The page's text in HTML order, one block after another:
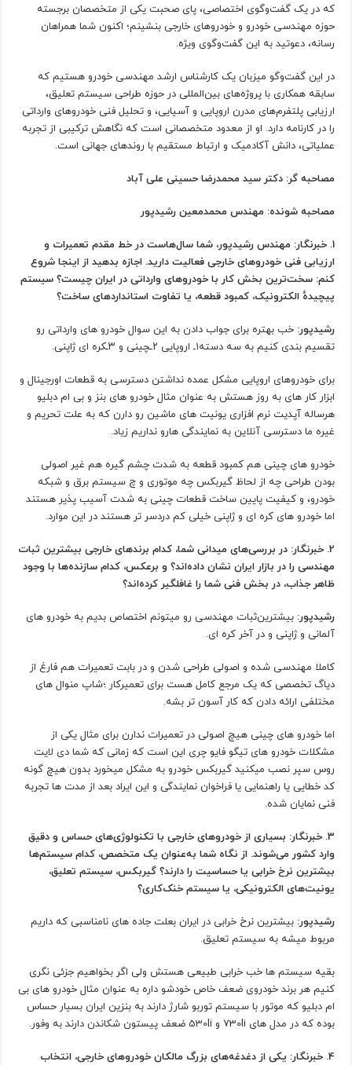
که در یک گفت‌وگوی اختصاصی، پای صحبت یکی از متخصصان برجسته
حوزه مهندسی خودرو و خودروهای خارجی بنشینم؛ اکنون شما همراهان
رسانه، دعوتید به این گفت‌وگوی ویژه.
در این گفت‌وگو میزبان یک کارشناس ارشد مهندسی خودرو هستیم که
سابقه همکاری با پروژه‌های بین‌المللی در حوزه طراحی سیستم تعلیق،
ارزیابی پلتفرم‌های مدرن اروپایی و آسیایی، و تحلیل فنی خودروهای وارداتی
را در کارنامه دارد. او از معدود متخصصانی است که نگاهش ترکیبی از تجربه
عملیاتی، دانش آکادمیک و ارتباط مستقیم با روندهای جهانی است.
مصاحبه گر: دکتر سید محمدرضا حسینی علی آباد
مصاحبه شونده: مهندس محمدمعین رشیدپور
1. خبرنگار: مهندس رشیدپور، شما سال‌هاست در خط مقدم تعمیرات و
ارزیابی فنی خودروهای خارجی فعالیت دارید. اجازه بدهید از اینجا شروع
کنم: سخت‌ترین بخش کار با خودروهای وارداتی در ایران چیست؟ سیستم
پیچیدهٔ الکترونیک، کمبود قطعه، یا تفاوت استانداردهای ساخت؟
رشیدپور:خب بهتره برای جواب دادن به این سوال خودرو های وارداتی رو
تقسیم بندی کنیم به سه دسته۱ـ اروپایی ۲ـچینی و ۳ـکره ای ژاپنی.
برای خودروهای اروپایی مشکل عمده نداشتن دسترسی به قطعات اورجینال و
ابزار کار های به روز هستش به عنوان مثال خودرو های بنز و بی ام دبلیو
هرساله آپدیت نرم افزاری یونیت های ماشین رو دارن که به علت تحریم و
غیره ما دسترسی آنلاین به نمایندگی هارو نداریم زیاد.
خودرو های چینی هم کمبود قطعه به شدت چشم گیره هم غیر اصولی
بودن طراحی چه از لحاظ گیربکس چه موتوری و چ سیستم برق و شبکه
خودرو، و کیفیت پایین ساخت قطعات چینی به شدت آسیب پذیر هستند
اما خودرو های کره ای و ژاپنی خیلی کم دردسر تر هستند در این موارد.
2. خبرنگار: در بررسی‌های میدانی شما، کدام برندهای خارجی بیشترین ثبات
مهندسی را در بازار ایران نشان داده‌اند؟ و برعکس، کدام سازنده‌ها با وجود
ظاهر جذاب، در بخش فنی شما را غافلگیر کرده‌اند؟
رشیدپور:بیشترین‌ثبات مهندسی رو میتونم اختصاص بدیم به خودرو های
آلمانی و ژاپنی و در آخر کره ای.
کاملا مهندسی شده و اصولی طراحی شدن و در بابت تعمیرات هم فارغ از
دیاگ تخصصی که یک مرجع کامل هست برای تعمیرکار ؛شاپ منوال های
مختلفی ارائه دادن که کار آسون تر بشه.
اما خودرو های چینی هیچ اصولی در تعمیرات ندارن برای مثال یکی از
مشکلات خودرو های تیگو فایو چری این است که زمانی که شما دی لایت
روس سپر نصب میکنید گیربکس خودرو به مشکل میخورد بدون هیچ گونه
کد خطایی یا راهنمایی یا فراخوان نمایندگی و این ایراد بعد از مدت ها تجربه
فنی نمایان شده.
3. خبرنگار: بسیاری از خودروهای خارجی با تکنولوژی‌های حساس و دقیق
وارد کشور می‌شوند. از نگاه شما به‌عنوان یک متخصص، کدام سیستم‌ها
بیشترین نرخ خرابی یا حساسیت را دارند؟ گیربکس، سیستم تعلیق،
یونیت‌های الکترونیکی، یا سیستم خنک‌کاری؟
رشیدپور:بیشترین نرخ خرابی در ایران بعلت جاده های نامناسبی که داریم
مربوط میشه به سیستم تعلیق.
بقیه سیستم ها خب خرابی طبیعی هستش ولی اگر بخواهیم جزئی نگری
کنیم هر برند خودروی ضعف خاص خودشو داره به عنوان مثال خودرو های بی
ام دبلیو که موتور با سیستم توربو شارژ دارند به بنزین ایران بسیار حساس
بوده که در مدل های 730li و 530li ضعف پیستون شکاندن دارند به وفور.
4. خبرنگار: یکی از دغدغه‌های بزرگ مالکان خودروهای خارجی، انتخاب